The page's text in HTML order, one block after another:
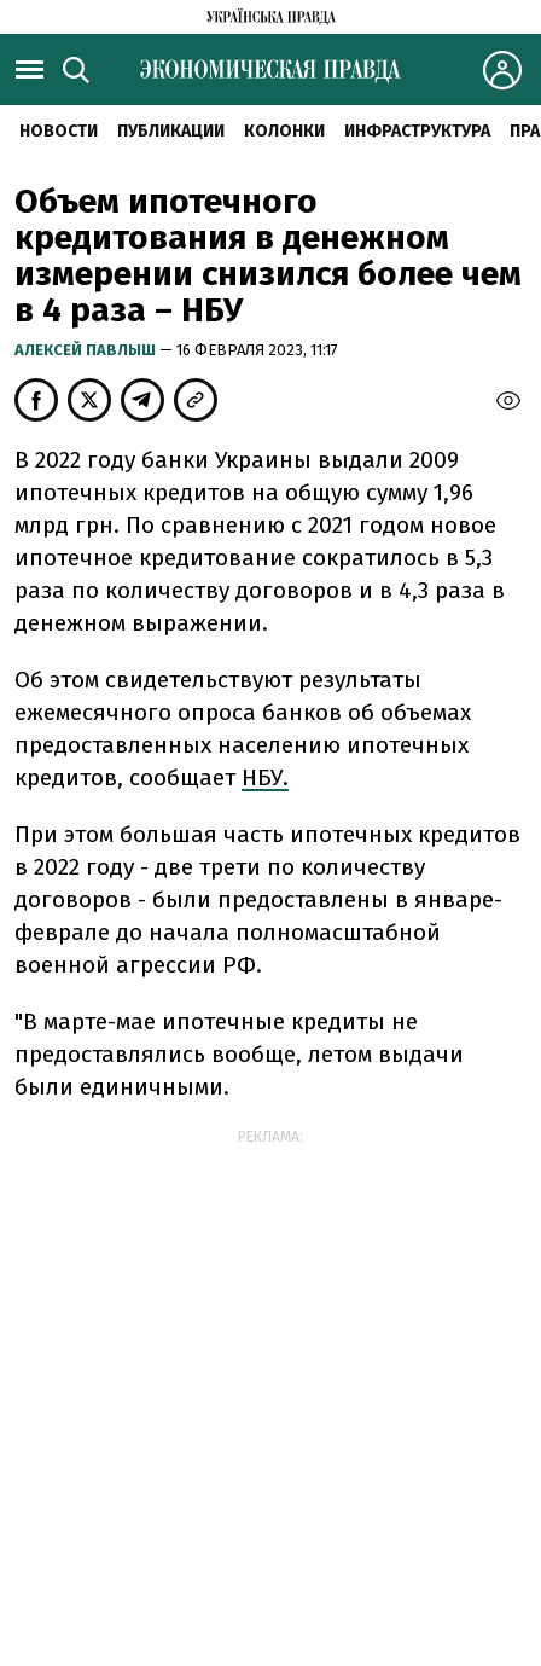
НОВОСТИ ПУБЛИКАЦИИ КОЛОНКИ ИНФРАСТРУКТУРА
Объем ипотечного
кредитования в денежном
измерении снизился более чем
в 4 раза – НБУ
АЛЕКСЕЙ ПАВЛЫШ — 16 ФЕВРАЛЯ 2023, 11:17
В 2022 году банки Украины выдали 2009
ипотечных кредитов на общую сумму 1,96
млрд грн. По сравнению с 2021 годом новое
ипотечное кредитование сократилось в 5,3
раза по количеству договоров и в 4,3 раза в
денежном выражении.
Об этом свидетельствуют результаты
ежемесячного опроса банков об объемах
предоставленных населению ипотечных
кредитов, сообщает НБУ.
При этом большая часть ипотечных кредитов
в 2022 году - две трети по количеству
договоров - были предоставлены в январе-
феврале до начала полномасштабной
военной агрессии РФ.
"В марте-мае ипотечные кредиты не
предоставлялись вообще, летом выдачи
были единичными.
РЕКЛАМА: